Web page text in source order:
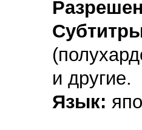
и другие.
Язык: